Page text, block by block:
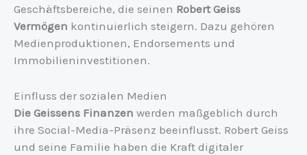
Geschäftsbereiche, die seinen Robert Geiss
Vermögen kontinuierlich steigern. Dazu gehören
Medienproduktionen, Endorsements und
Immobilieninvestitionen.
Einfluss der sozialen Medien
Die Geissens Finanzen werden maßgeblich durch
ihre Social-Media-Präsenz beeinflusst. Robert Geiss
und seine Familie haben die Kraft digitaler